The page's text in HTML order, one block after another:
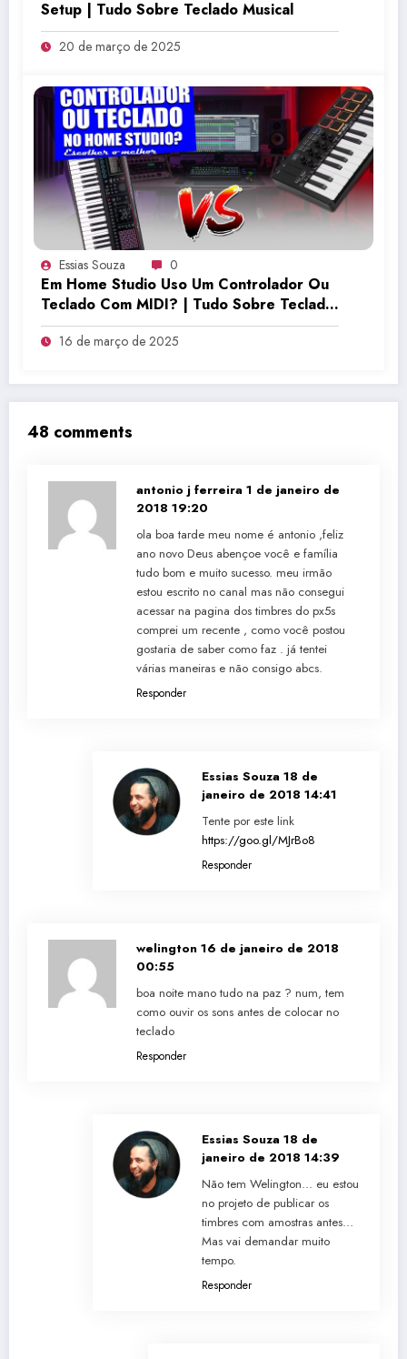
Setup | Tudo Sobre Teclado Musical
20 de março de 2025
Essias Souza 0
Em Home Studio Uso Um Controlador Ou
Teclado Com MIDI? | Tudo Sobre Teclado
Musical
16 de março de 2025
48 comments
antonio j ferreira 1 de janeiro de
2018 19:20
ola boa tarde meu nome é antonio ,feliz
ano novo Deus abençoe você e família
tudo bom e muito sucesso. meu irmão
estou escrito no canal mas não consegui
acessar na pagina dos timbres do px5s
comprei um recente , como você postou
gostaria de saber como faz . já tentei
várias maneiras e não consigo abcs.
Responder
Essias Souza 18 de
janeiro de 2018 14:41
Tente por este link
https://goo.gl/MJrBo8
Responder
welington 16 de janeiro de 2018
00:55
boa noite mano tudo na paz ? num, tem
como ouvir os sons antes de colocar no
teclado
Responder
Essias Souza 18 de
janeiro de 2018 14:39
Não tem Welington… eu estou
no projeto de publicar os
timbres com amostras antes…
Mas vai demandar muito
tempo.
Responder